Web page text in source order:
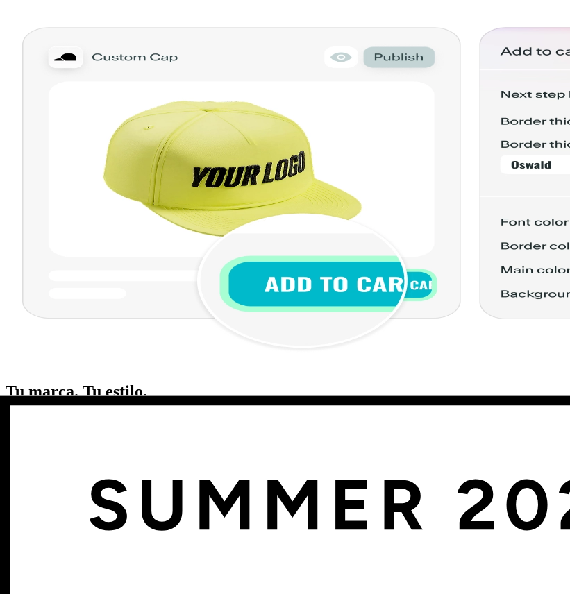
Tu marca. Tu estilo.
Tu experiencia de personalización.
Diseñado para integrarse de forma natural
Haz que tu experiencia de personalización sea una extensión natural de tu tienda. Alinea colores, tipografía, botones y diseño
Empieza tu prueba gratuita